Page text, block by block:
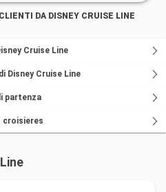
DA DISNEY CRUISE LINE
Cruise Line
Disney Cruise Line
partenza
croisieres